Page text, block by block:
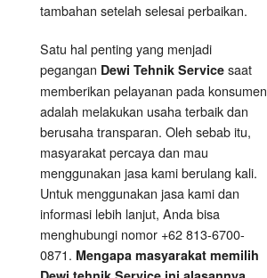
tambahan setelah selesai perbaikan.
Satu hal penting yang menjadi
pegangan Dewi Tehnik Service saat
memberikan pelayanan pada konsumen
adalah melakukan usaha terbaik dan
berusaha transparan. Oleh sebab itu,
masyarakat percaya dan mau
menggunakan jasa kami berulang kali.
Untuk menggunakan jasa kami dan
informasi lebih lanjut, Anda bisa
menghubungi nomor +62 813-6700-
0871. Mengapa masyarakat memilih